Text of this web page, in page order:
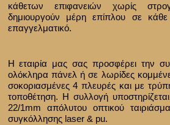
κάθετων επιφανειών χωρίς
δημιουργούν μέρη επίπλου σε
επαγγελματικό.
Η εταιρία μας σας προσφέρει την
ολόκληρα πάνελ ή σε λωρίδες
σοκοριασμένες 4 πλευρές και με
τοποθέτηση. Η συλλογή
22/1mm απόλυτου οπτικού
συγκόλλησης laser & pu.